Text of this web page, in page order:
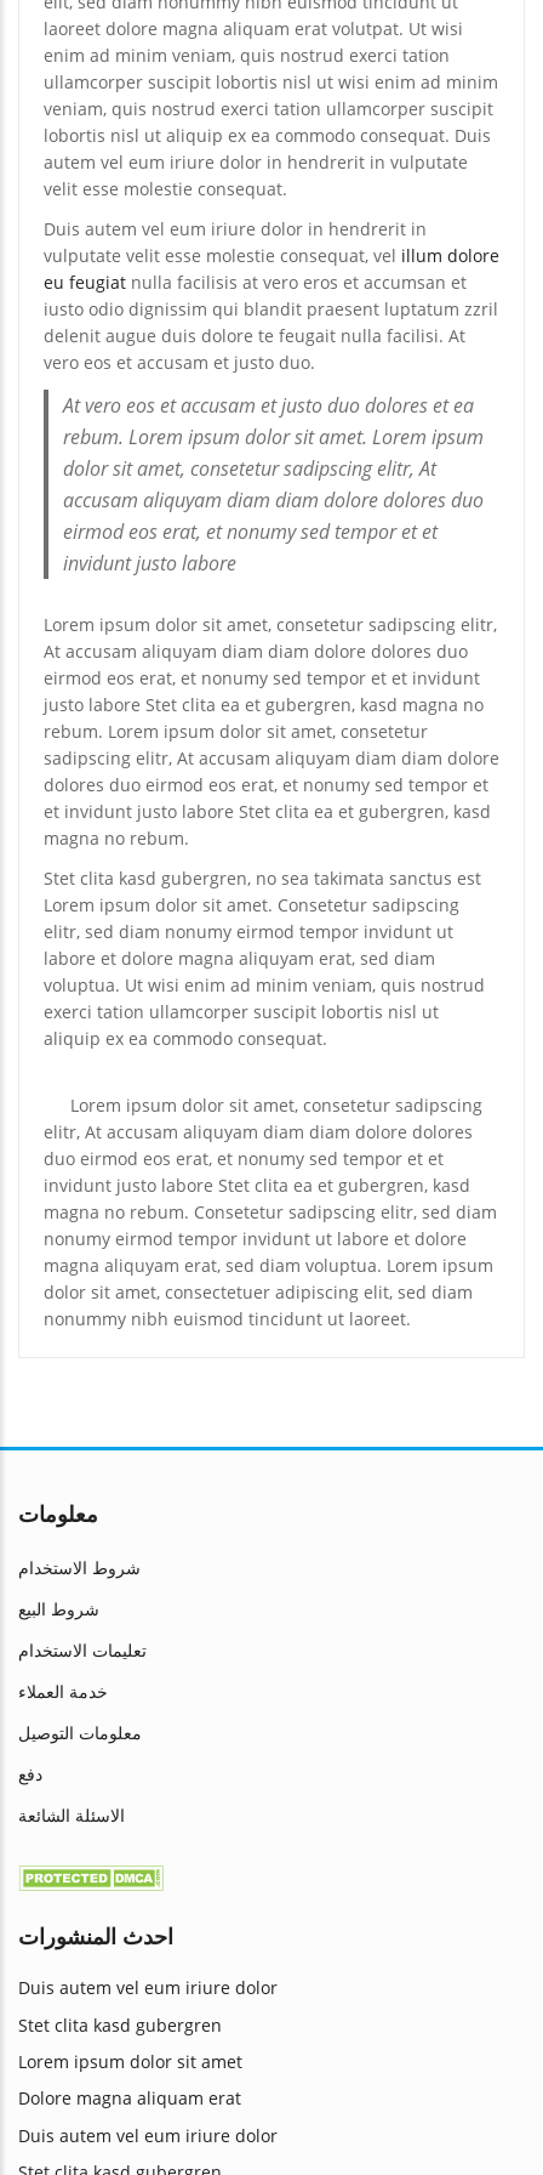
laoreet dolore magna aliquam erat volutpat. Ut wisi
enim ad minim veniam, quis nostrud exerci tation
ullamcorper suscipit lobortis nisl ut wisi enim ad minim
veniam, quis nostrud exerci tation ullamcorper suscipit
lobortis nisl ut aliquip ex ea commodo consequat. Duis
autem vel eum iriure dolor in hendrerit in vulputate
velit esse molestie consequat.
Duis autem vel eum iriure dolor in hendrerit in
vulputate velit esse molestie consequat, vel illum dolore
eu feugiat nulla facilisis at vero eros et accumsan et
iusto odio dignissim qui blandit praesent luptatum zzril
delenit augue duis dolore te feugait nulla facilisi. At
vero eos et accusam et justo duo.
At vero eos et accusam et justo duo dolores et ea
rebum. Lorem ipsum dolor sit amet. Lorem ipsum
dolor sit amet, consetetur sadipscing elitr, At
accusam aliquyam diam diam dolore dolores duo
eirmod eos erat, et nonumy sed tempor et et
invidunt justo labore
Lorem ipsum dolor sit amet, consetetur sadipscing elitr,
At accusam aliquyam diam diam dolore dolores duo
eirmod eos erat, et nonumy sed tempor et et invidunt
justo labore Stet clita ea et gubergren, kasd magna no
rebum. Lorem ipsum dolor sit amet, consetetur
sadipscing elitr, At accusam aliquyam diam diam dolore
dolores duo eirmod eos erat, et nonumy sed tempor et
et invidunt justo labore Stet clita ea et gubergren, kasd
magna no rebum.
Stet clita kasd gubergren, no sea takimata sanctus est
Lorem ipsum dolor sit amet. Consetetur sadipscing
elitr, sed diam nonumy eirmod tempor invidunt ut
labore et dolore magna aliquyam erat, sed diam
voluptua. Ut wisi enim ad minim veniam, quis nostrud
exerci tation ullamcorper suscipit lobortis nisl ut
aliquip ex ea commodo consequat.
Lorem ipsum dolor sit amet, consetetur sadipscing
elitr, At accusam aliquyam diam diam dolore dolores
duo eirmod eos erat, et nonumy sed tempor et et
invidunt justo labore Stet clita ea et gubergren, kasd
magna no rebum. Consetetur sadipscing elitr, sed diam
nonumy eirmod tempor invidunt ut labore et dolore
magna aliquyam erat, sed diam voluptua. Lorem ipsum
dolor sit amet, consectetuer adipiscing elit, sed diam
nonummy nibh euismod tincidunt ut laoreet.
معلومات
شروط الاستخدام
شروط البيع
تعليمات الاستخدام
خدمة العملاء
معلومات التوصيل
دفع
الاسئلة الشائعة
احدث المنشورات
Duis autem vel eum iriure dolor
Stet clita kasd gubergren
Lorem ipsum dolor sit amet
Dolore magna aliquam erat
Duis autem vel eum iriure dolor